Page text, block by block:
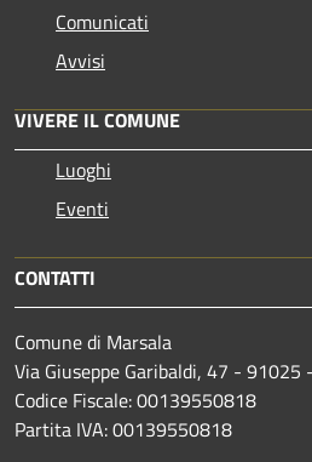
Comunicati
Avvisi
VIVERE IL COMUNE
Luoghi
Eventi
CONTATTI
Comune di Marsala
Via Giuseppe Garibaldi, 47 - 91025
Codice Fiscale: 00139550818
Partita IVA: 00139550818